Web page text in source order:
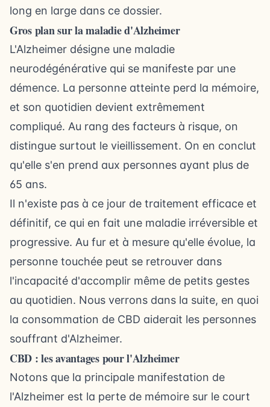
long en large dans ce dossier.
Gros plan sur la maladie d'Alzheimer
L'Alzheimer désigne une maladie
neurodégénérative qui se manifeste par une
démence. La personne atteinte perd la mémoire,
et son quotidien devient extrêmement
compliqué. Au rang des facteurs à risque, on
distingue surtout le vieillissement. On en conclut
qu'elle s'en prend aux personnes ayant plus de
65 ans.
Il n'existe pas à ce jour de traitement efficace et
définitif, ce qui en fait une maladie irréversible et
progressive. Au fur et à mesure qu'elle évolue, la
personne touchée peut se retrouver dans
l'incapacité d'accomplir même de petits gestes
au quotidien. Nous verrons dans la suite, en quoi
la consommation de CBD aiderait les personnes
souffrant d'Alzheimer.
CBD : les avantages pour l'Alzheimer
Notons que la principale manifestation de
l'Alzheimer est la perte de mémoire sur le court